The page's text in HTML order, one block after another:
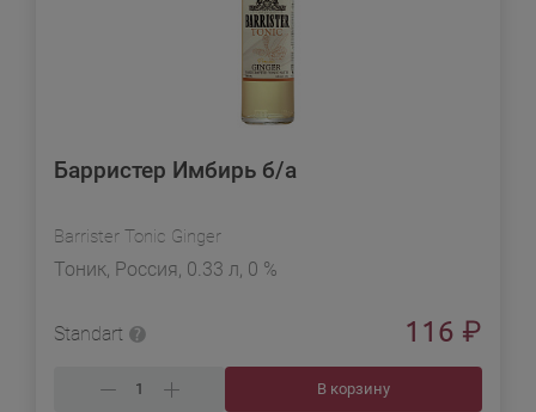
Барристер Имбирь б/а
Barrister Tonic Ginger
Тоник, Россия, 0.33 л, 0 %
Standart 116 ₽
В корзину